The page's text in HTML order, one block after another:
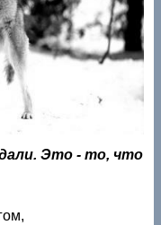
Это - то, что